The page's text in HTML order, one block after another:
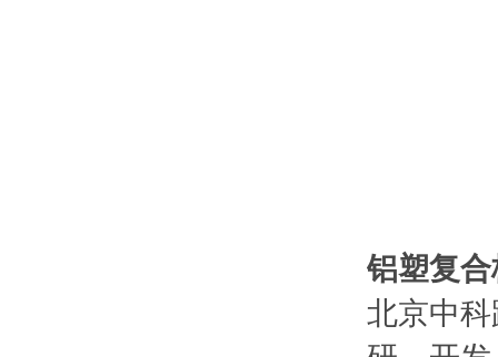
铝塑复
北京中